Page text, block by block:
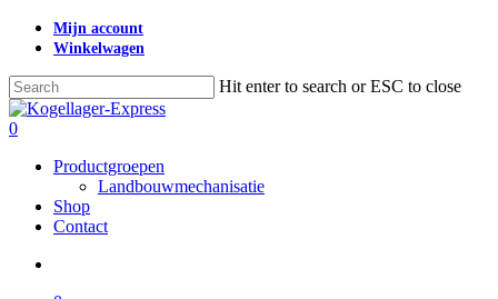
Skip
content
Mijn account
Winkelwagen
Hit enter to search or ESC to close
Close
Search
search
0
Productgroepen
Landbouwmechanisatie
Shop
Contact